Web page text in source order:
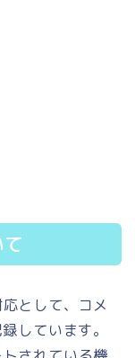
として、コメ
しています。